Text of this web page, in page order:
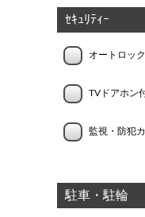
ｾｷｭﾘﾃｨｰ
オートロック
TVドアホン
監視・防犯
駐車・駐輪